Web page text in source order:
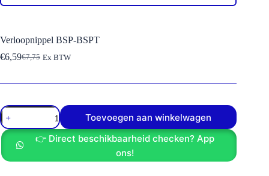
Verloopnippel BSP-BSPT
€7,75
Oorspronkelijke
was:
€6,59Huidige
is:
Ex BTW
Verloopnippel
BSP-
BSPT
aantal
Toevoegen aan winkelwagen
👉 Direct beschikbaarheid checken? App
ons!